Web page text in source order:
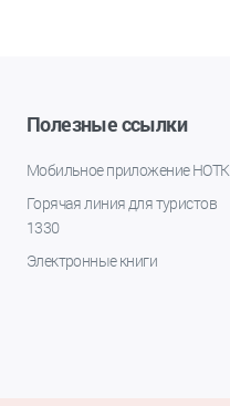
Полезные ссылки
Мобильное приложение НОТК
Горячая линия для туристов
1330
Электронные книги